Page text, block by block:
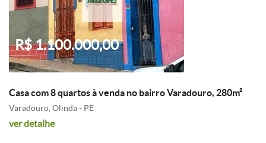
R$ 1.100.000,00
Casa com 8 quartos à venda no bairro Varadouro, 280m²
Varadouro, Olinda - PE
ver detalhe